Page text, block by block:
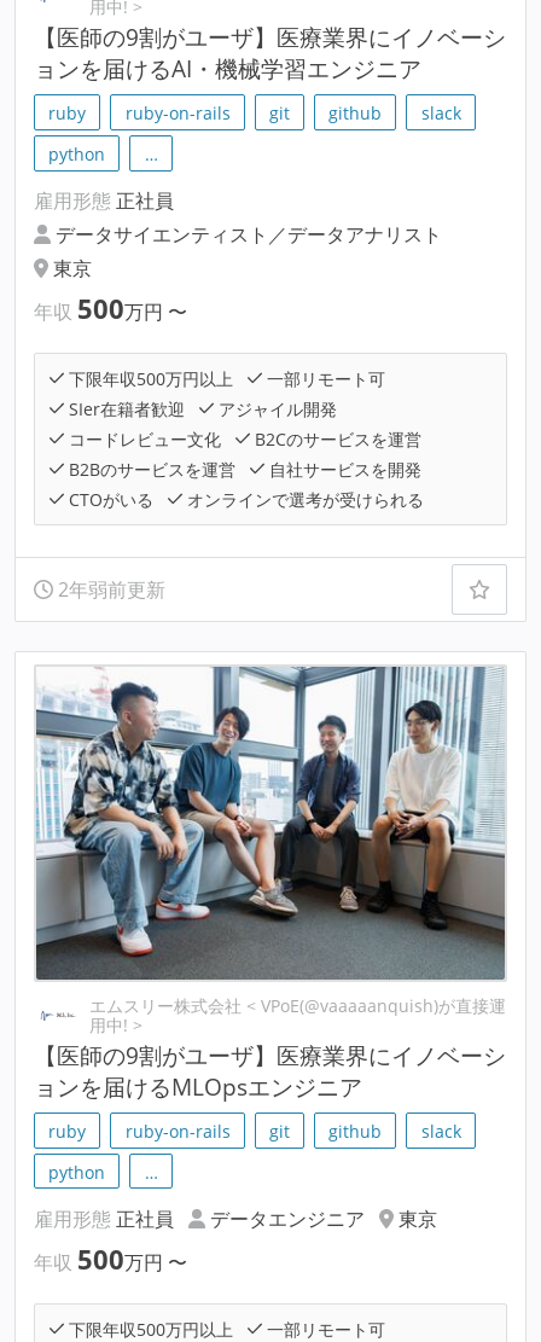
用中! >
【医師の9割がユーザ】医療業界にイノベーシ
ョンを届けるAI・機械学習エンジニア
ruby ruby-on-rails git github
slack
python
…
雇用形態 正社員
データサイエンティスト／データアナリスト
東京
年収 500万円 〜
下限年収500万円以上
一部リモート可
SIer在籍者歓迎
アジャイル開発
コードレビュー文化
B2Cのサービスを運営
B2Bのサービスを運営
自社サービスを開発
CTOがいる
オンラインで選考が受けられる
2年弱前更新
エムスリー株式会社 < VPoE(@vaaaaanquish)が直接運
用中! >
【医師の9割がユーザ】医療業界にイノベーシ
ョンを届けるMLOpsエンジニア
ruby ruby-on-rails git github
slack
python
…
雇用形態 正社員 データエンジニア
東京
年収 500万円 〜
下限年収500万円以上
一部リモート可